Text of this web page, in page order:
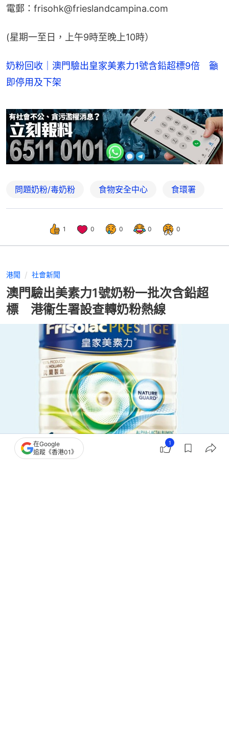
電郵：frisohk@frieslandcampina.com
(星期一至日，上午9時至晚上10時）
奶粉回收｜澳門驗出皇家美素力1號含鉛超標9倍 籲
即停用及下架
問題奶粉/毒奶粉 食物安全中心 食環署
1 0 0 0 0
港聞 社會新聞
澳門驗出美素力1號奶粉一批次含鉛超
標 港衞生署設查轉奶粉熱線
撰文：倪清江
在Google
追蹤《香港01》
1